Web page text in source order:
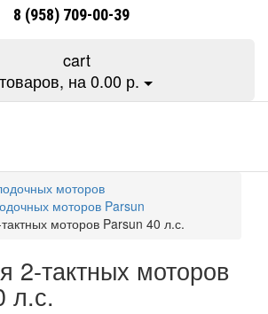
8 (958) 709-00-39
товаров, на 0.00 р.
моторов
моторов Parsun
моторов Parsun 40 л.с.
2-тактных моторов
л.с.